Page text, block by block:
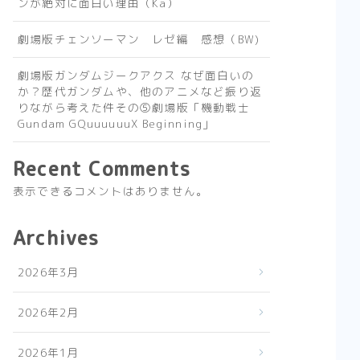
劇場版チェンソーマン レゼ編 感想（BW)
劇場版ガンダムジークアクス なぜ面白いの
か？歴代ガンダムや、他のアニメなど振り返
りながら考えた件その⑤劇場版「機動戦士
Gundam GQuuuuuuX Beginning」
Recent Comments
表示できるコメントはありません。
Archives
2026年3月
2026年2月
2026年1月